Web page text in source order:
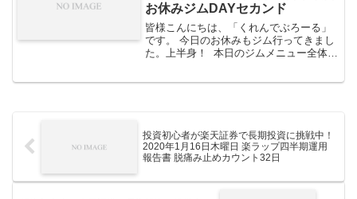
お休みジムDAYセカンド
皆様こんにちは、「くれんでぶろーる」
です。 今日のお休みもジム行ってきまし
た。上半身！ 本日のジムメニュー全体評
投資初心者が楽天証券で長期投資に挑戦中！
2020年1月16日木曜日 楽ラップ四半期運用
報告書 脱痛み止めカウント32日